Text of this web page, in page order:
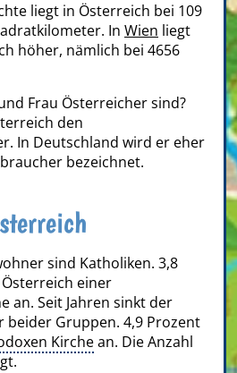
liegt in Österreich bei 109
In Wien liegt
höher, nämlich bei 4656
Frau Österreicher sind?
den
In Deutschland wird er eher
bezeichnet.
sind Katholiken. 3,8
einer
an. Seit Jahren sinkt der
beider Gruppen. 4,9 Prozent
Kirchean. Die Anzahl